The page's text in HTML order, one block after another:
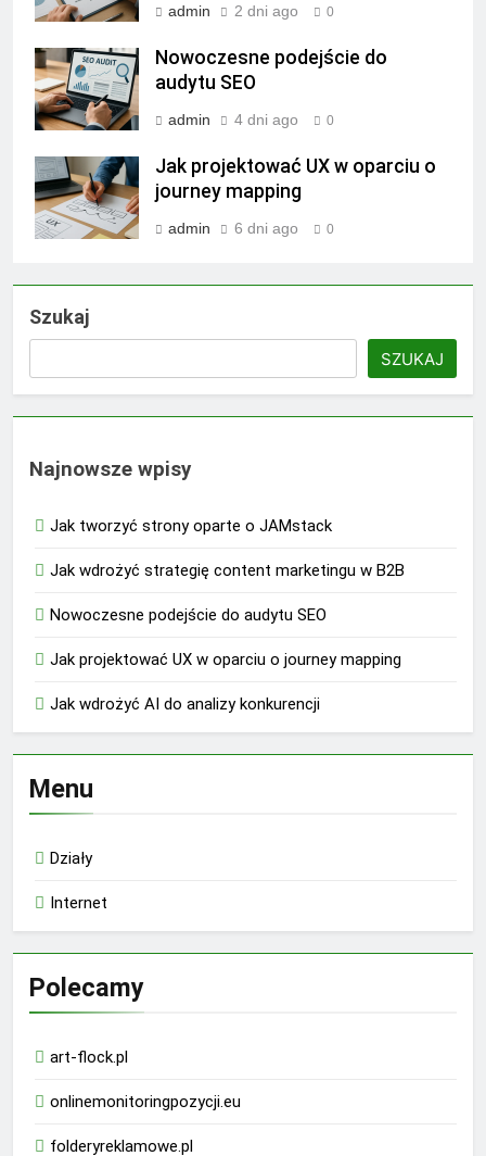
admin 2 dni ago 0
Nowoczesne podejście do
audytu SEO
admin 4 dni ago 0
Jak projektować UX w oparciu o
journey mapping
admin 6 dni ago 0
Szukaj
SZUKAJ
Najnowsze wpisy
Jak tworzyć strony oparte o JAMstack
Jak wdrożyć strategię content marketingu w B2B
Nowoczesne podejście do audytu SEO
Jak projektować UX w oparciu o journey mapping
Jak wdrożyć AI do analizy konkurencji
Menu
Działy
Internet
Polecamy
art-flock.pl
onlinemonitoringpozycji.eu
folderyreklamowe.pl